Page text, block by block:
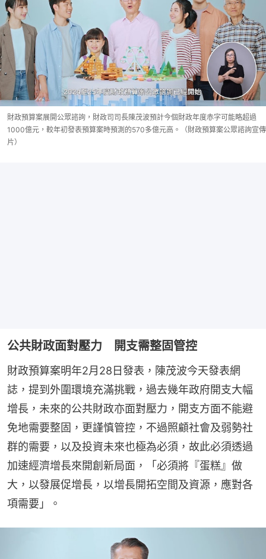
財政預算案展開公眾諮詢，財政司司長陳茂波預計今個財政年度赤字可能略超過
1000億元，較年初發表預算案時預測的570多億元高。（財政預算案公眾諮詢宣傳
片）
公共財政面對壓力 開支需整固管控
財政預算案明年2月28日發表，陳茂波今天發表網
誌，提到外圍環境充滿挑戰，過去幾年政府開支大幅
增長，未來的公共財政亦面對壓力，開支方面不能避
免地需要整固，更謹慎管控，不過照顧社會及弱勢社
群的需要，以及投資未來也極為必須，故此必須透過
加速經濟增長來開創新局面，「必須將『蛋糕』做
大，以發展促增長，以增長開拓空間及資源，應對各
項需要」。